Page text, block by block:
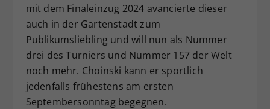
mit dem Finaleinzug 2024 avancierte dieser
auch in der Gartenstadt zum
Publikumsliebling und will nun als Nummer
drei des Turniers und Nummer 157 der Welt
noch mehr. Choinski kann er sportlich
jedenfalls frühestens am ersten
Septembersonntag begegnen.